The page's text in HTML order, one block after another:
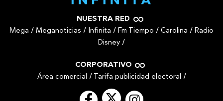
NUESTRA RED
Mega / Meganoticias / Infinita / Fm Tiempo / Carolina / Radio
Disney /
CORPORATIVO
Área comercial / Tarifa publicidad electoral /